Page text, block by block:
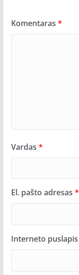
Komentaras *
Vardas *
El. pašto adresas *
Interneto puslapis